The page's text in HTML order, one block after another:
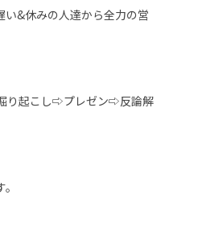
い&休みの人達から全力の営
り起こし⇨プレゼン⇨反論解